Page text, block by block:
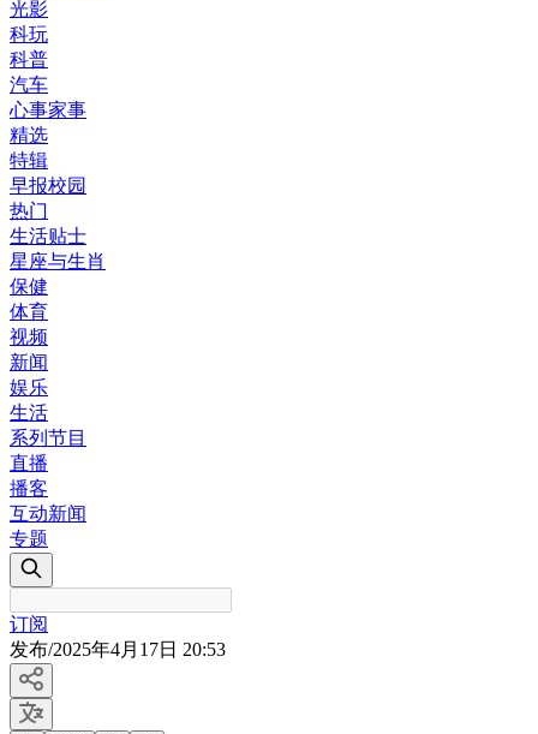
光影
科玩
科普
汽车
心事家事
精选
特辑
早报校园
热门
生活贴士
星座与生肖
保健
体育
视频
新闻
娱乐
生活
系列节目
直播
播客
互动新闻
专题
订阅
发布/2025年4月17日 20:53